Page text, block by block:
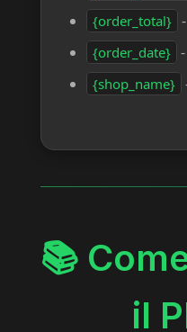
{order_total}
{order_date}
{shop_name}
📚
il